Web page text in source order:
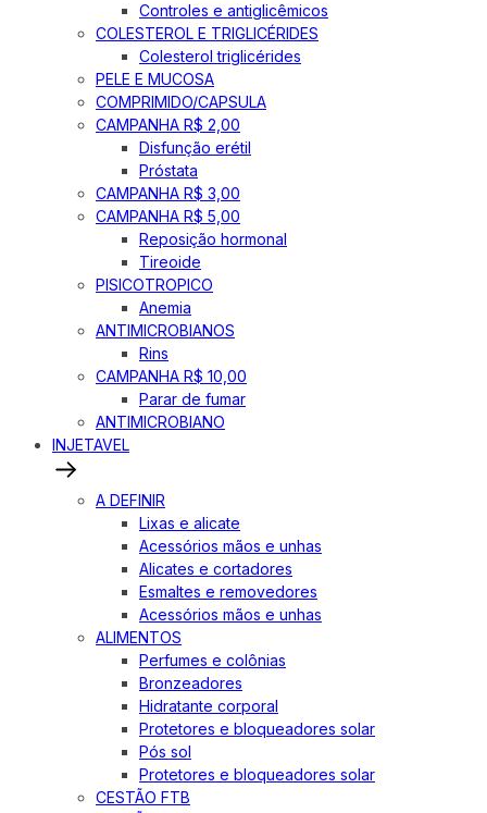
Controles e antiglicêmicos
COLESTEROL E TRIGLICÉRIDES
Colesterol triglicérides
PELE E MUCOSA
COMPRIMIDO/CAPSULA
CAMPANHA R$ 2,00
Disfunção erétil
Próstata
CAMPANHA R$ 3,00
CAMPANHA R$ 5,00
Reposição hormonal
Tireoide
PISICOTROPICO
Anemia
ANTIMICROBIANOS
Rins
CAMPANHA R$ 10,00
Parar de fumar
ANTIMICROBIANO
INJETAVEL
A DEFINIR
Lixas e alicate
Acessórios mãos e unhas
Alicates e cortadores
Esmaltes e removedores
Acessórios mãos e unhas
ALIMENTOS
Perfumes e colônias
Bronzeadores
Hidratante corporal
Protetores e bloqueadores solar
Pós sol
Protetores e bloqueadores solar
CESTÃO FTB